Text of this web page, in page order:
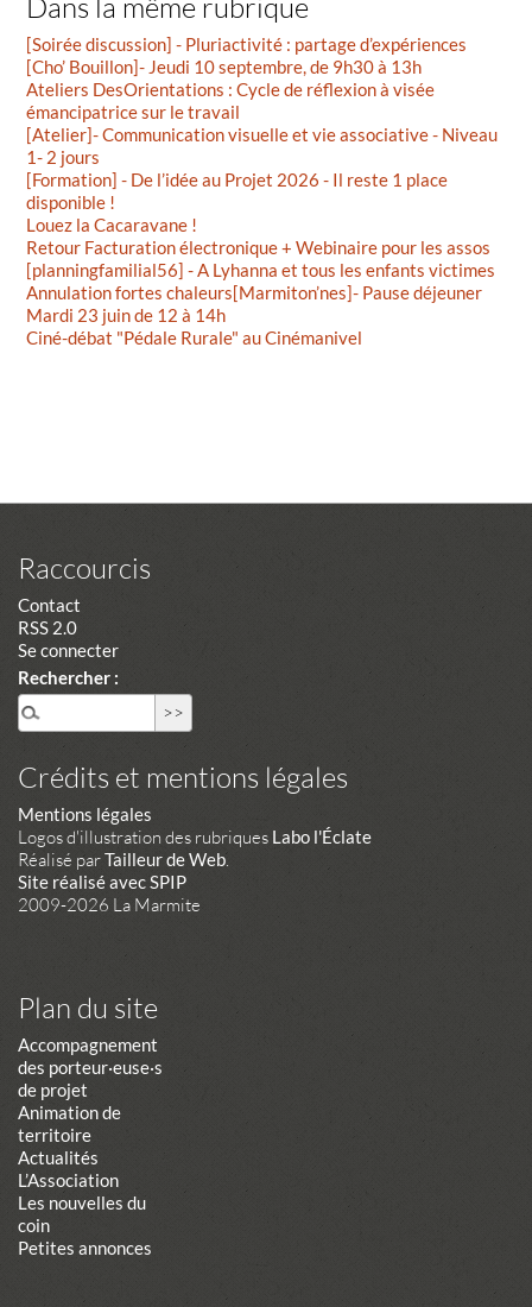
[Soirée discussion] - Pluriactivité : partage d’expériences
[Cho’ Bouillon]- Jeudi 10 septembre, de 9h30 à 13h
Ateliers DesOrientations : Cycle de réflexion à visée
émancipatrice sur le travail
[Atelier]- Communication visuelle et vie associative - Niveau
1- 2 jours
[Formation] - De l’idée au Projet 2026 - Il reste 1 place
disponible !
Louez la Cacaravane !
Retour Facturation électronique + Webinaire pour les assos
[planningfamilial56] - A Lyhanna et tous les enfants victimes
Annulation fortes chaleurs[Marmiton’nes]- Pause déjeuner
Mardi 23 juin de 12 à 14h
Ciné-débat "Pédale Rurale" au Cinémanivel
Raccourcis
Contact
RSS 2.0
Se connecter
Rechercher :
Crédits et mentions légales
Mentions légales
Logos d'illustration des rubriques Labo l'Éclate
Réalisé parTailleur de Web.
Site réalisé avec SPIP
2009-2026 La Marmite
Plan du site
Accompagnement
des porteur·euse·s
de projet
Animation de
territoire
Actualités
L’Association
Les nouvelles du
coin
Petites annonces